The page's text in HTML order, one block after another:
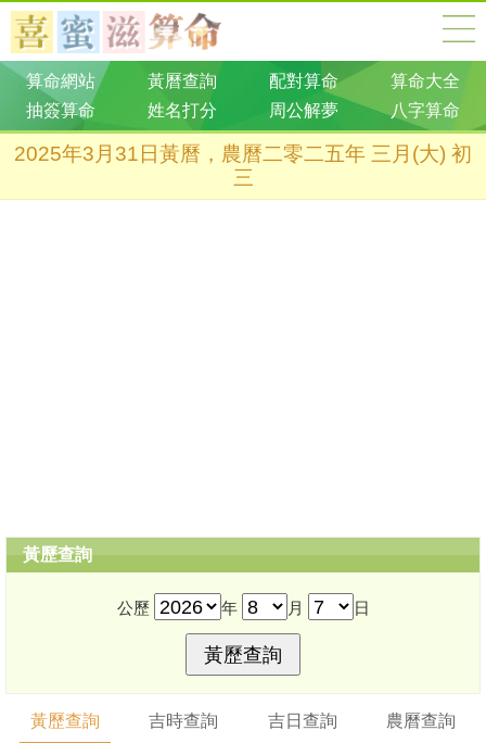
算命網站 黃曆查詢 配對算命
算命大全
抽簽算命
姓名打分 周公解夢 八字算命
2025年3月31日黃曆，農曆二零二五年 三月(大) 初
三
黃歷查詢
公歷 年 月 日
黃歷查詢 吉時查詢 吉日查詢 農曆查詢